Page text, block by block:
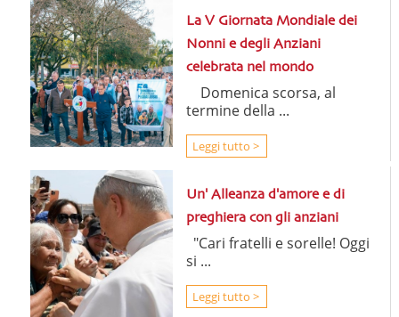
La V Giornata Mondiale dei
Nonni e degli Anziani
celebrata nel mondo
Domenica scorsa, al
termine della ...
Leggi tutto >
Un' Alleanza d'amore e di
preghiera con gli anziani
"Cari fratelli e sorelle! Oggi
si ...
Leggi tutto >